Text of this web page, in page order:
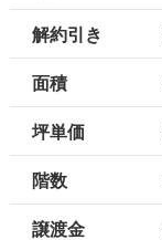
解約引き
面積
坪単価
階数
譲渡金